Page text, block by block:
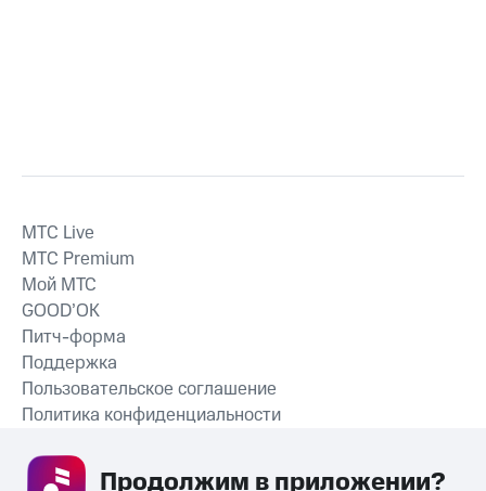
СКАЧАТЬ ПРИЛОЖЕНИЕ
MTС Live
MTС Premium
Мой МТС
GOOD’OK
Питч-форма
Поддержка
Пользовательское соглашение
Политика конфиденциальности